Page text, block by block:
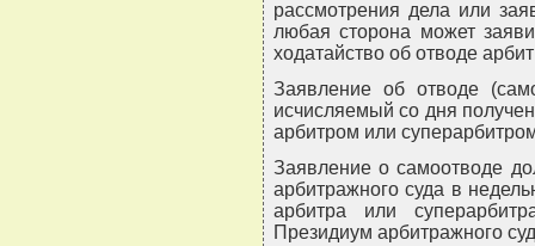
рассмотрения дела или
любая сторона может
ходатайство об отводе
Заявление об отводе
исчисляемый со дня
арбитром или
Заявление о самоотводе
арбитражного суда в
арбитра или
Президиум арбитражного